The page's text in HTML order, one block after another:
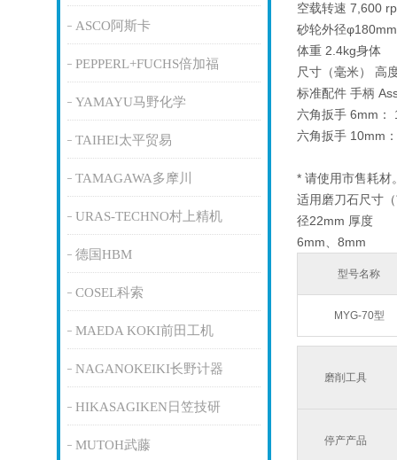
ASCO阿斯卡
PEPPERL+FUCHS倍加福
YAMAYU马野化学
TAIHEI太平贸易
TAMAGAWA多摩川
URAS-TECHNO村上精机
德国HBM
COSEL科索
MAEDA KOKI前田工机
NAGANOKEIKI长野计器
HIKASAGIKEN日笠技研
MUTOH武藤
空载转速 7,600
砂轮外径φ180mm
体重 2.4kg身体
尺寸（毫米） 高
标准配件 手柄
六角扳手 6mm：
六角扳手 10mm
* 请使用市售耗材
适用磨刀石尺寸
径22mm 厚度
6mm、8mm
型号名称
MYG-70型
磨削工具
停产产品